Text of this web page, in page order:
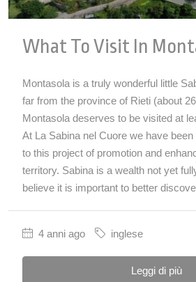
What To Visit In
Montasola is a truly wonderful little
far from the province of Rieti (about
Montasola deserves to be visited at
At La Sabina nel Cuore we have
to this project of promotion and
territory. Sabina is a wealth not yet
believe it is important to better
4 anni ago inglese
Leggi di più